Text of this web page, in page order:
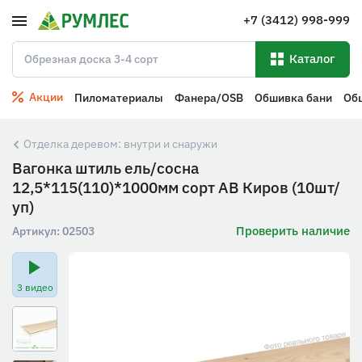
+7 (3412) 998-999
Каталог
Акции Пиломатериалы Фанера/OSB Обшивка бани
Отделка деревом: внутри и снаружи
Вагонка штиль ель/сосна
12,5*115(110)*1000мм сорт АВ Киров (10шт/
уп)
Артикул: 02503 Проверить наличие
3 видео